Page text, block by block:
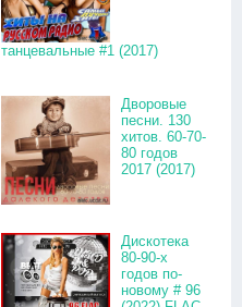
танцевальные #1 (2017)
Дворовые
песни. 130
хитов. 60-70-
80 годов
2017 (2017)
Дискотека
80-90-х
годов по-
новому # 96